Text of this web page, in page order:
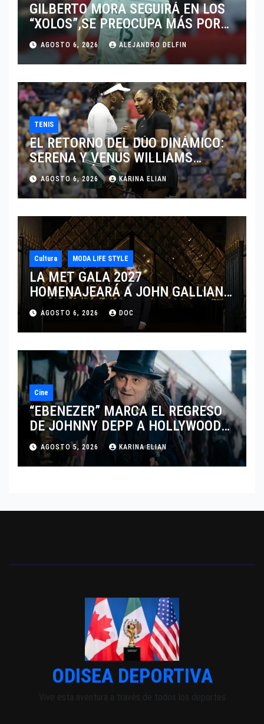
GILBERTO MORA SEGUIRÁ EN LOS
“XOLOS”,SE PREOCUPA MÁS POR
JUGAR EN SU EQUIPO.
AGOSTO 6, 2026 ALEJANDRO DELFIN
TENIS
EL RETORNO DEL DÚO DINÁMICO:
SERENA Y VENUS WILLIAMS
DISPUTARÁN LOS DOBLES EN
CINCINNATI 2026
AGOSTO 6, 2026 KARINA ELIAN
Cultura MODA LIFE STYLE
LA MET GALA 2027
HOMENAJEARÁ A JOHN GALLIANO
MARCANDO EL REGRESO DEL REY
DEL DRAMATISMO
AGOSTO 6, 2026 DOC
Cine
“EBENEZER” MARCA EL REGRESO
DE JOHNNY DEPP A HOLLYWOOD
TRAS SU PASO POR EL CINE
INDEPENDIENTE EUROPEO
AGOSTO 5, 2026 KARINA ELIAN
ODISEA DEPORTIVA
Vive esta aventura a través de todos los deportes